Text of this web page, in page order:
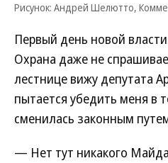
Рисунок: Андрей Шелютто,
Первый день новой
Охрана даже не
лестнице вижу депутата
пытается убедить меня в
сменилась законным
— Нет тут никакого